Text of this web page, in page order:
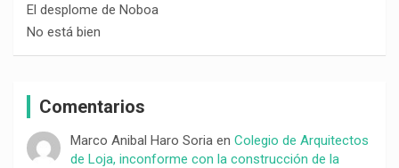
El desplome de Noboa
No está bien
Comentarios
Marco Anibal Haro Soriaen Colegio de Arquitectos
de Loja, inconforme con la construcción de la